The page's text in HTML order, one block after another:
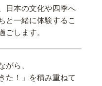
日本の文化や四季へ
と一緒に体験するこ
ごします。
がら、
た！」を積み重ねて